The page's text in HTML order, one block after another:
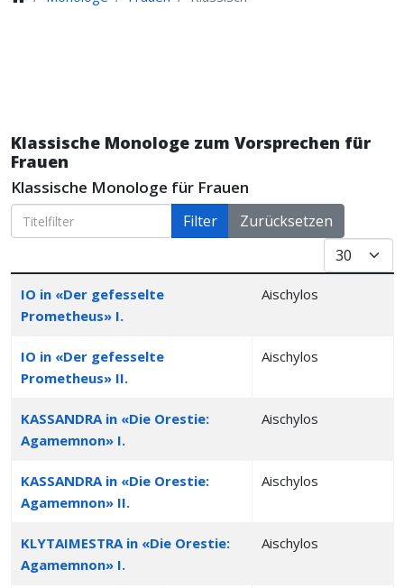
Klassische Monologe zum Vorsprechen für
Frauen
Klassische Monologe für Frauen
Titelfilter Filter Zurücksetzen
Anzeige #
Stück Inszenierung
IO in «Der gefesselte
Prometheus» I.
Aischylos
IO in «Der gefesselte
Prometheus» II.
Aischylos
KASSANDRA in «Die Orestie:
Agamemnon» I.
Aischylos
KASSANDRA in «Die Orestie:
Agamemnon» II.
Aischylos
KLYTAIMESTRA in «Die Orestie:
Agamemnon» I.
Aischylos